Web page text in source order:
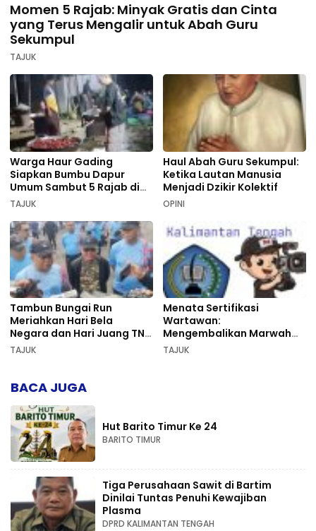
Momen 5 Rajab: Minyak Gratis dan Cinta
yang Terus Mengalir untuk Abah Guru
Sekumpul
TAJUK
Warga Haur Gading
Siapkan Bumbu Dapur
Umum Sambut 5 Rajab di
Sekumpul
TAJUK
Haul Abah Guru Sekumpul:
Ketika Lautan Manusia
Menjadi Dzikir Kolektif
OPINI
Tambun Bungai Run
Meriahkan Hari Bela
Negara dan Hari Juang TNI
AD di Palangka Raya
TAJUK
Menata Sertifikasi
Wartawan:
Mengembalikan Marwah
Pers dan Keadilan
TAJUK
BACA JUGA
Hut Barito Timur Ke 24
BARITO TIMUR
Tiga Perusahaan Sawit di Bartim
Dinilai Tuntas Penuhi Kewajiban
Plasma
DPRD KALIMANTAN TENGAH